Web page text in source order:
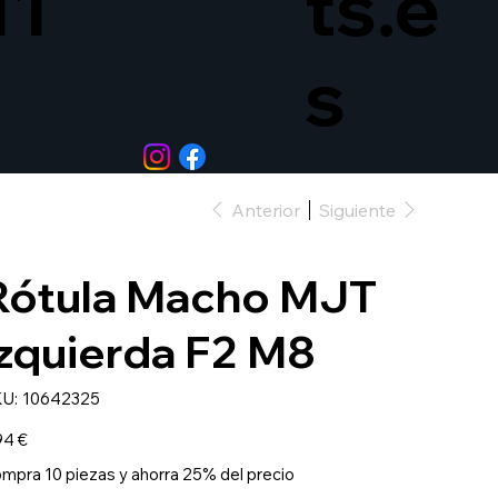
s
Anterior Siguiente
Macho MJT
F2 M8
SKU
10642325
10642325
€
10 piezas y ahorra 25% del precio